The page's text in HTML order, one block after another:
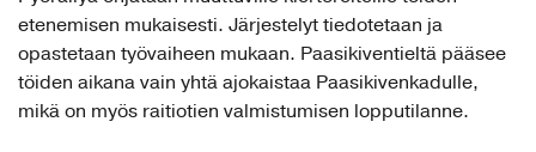
etenemisen mukaisesti. Järjestelyt tiedotetaan ja
opastetaan työvaiheen mukaan. Paasikiventieltä pääsee
töiden aikana vain yhtä ajokaistaa Paasikivenkadulle,
mikä on myös raitiotien valmistumisen lopputilanne.